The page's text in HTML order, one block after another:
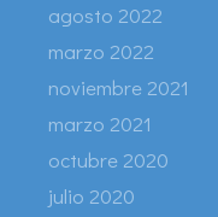
agosto 2022
marzo 2022
noviembre 2021
marzo 2021
octubre 2020
julio 2020